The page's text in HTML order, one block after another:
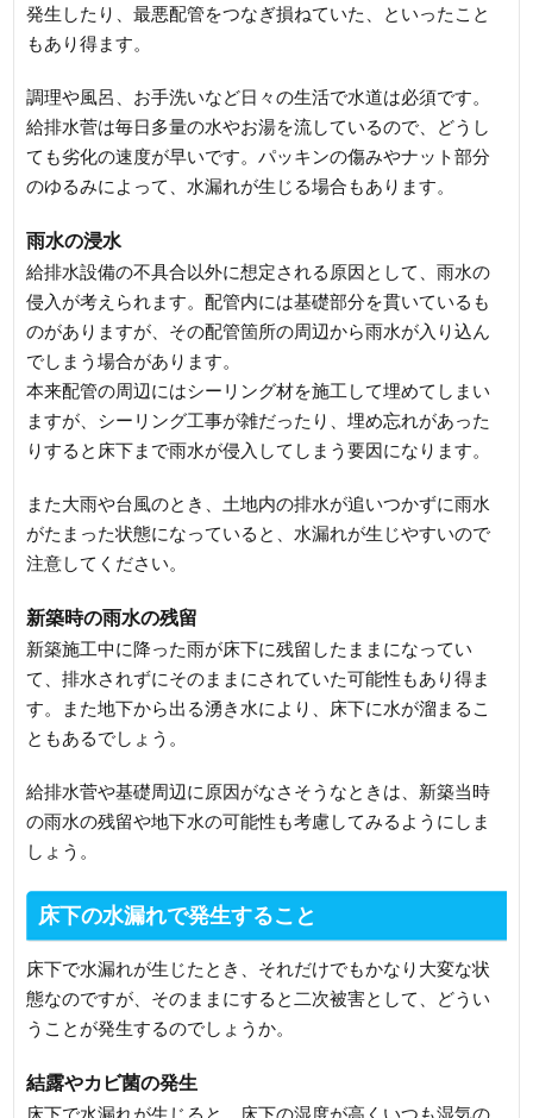
発生したり、最悪配管をつなぎ損ねていた、といったこと
もあり得ます。
調理や風呂、お手洗いなど日々の生活で水道は必須です。
給排水菅は毎日多量の水やお湯を流しているので、どうし
ても劣化の速度が早いです。パッキンの傷みやナット部分
のゆるみによって、水漏れが生じる場合もあります。
雨水の浸水
給排水設備の不具合以外に想定される原因として、雨水の
侵入が考えられます。配管内には基礎部分を貫いているも
のがありますが、その配管箇所の周辺から雨水が入り込ん
でしまう場合があります。
本来配管の周辺にはシーリング材を施工して埋めてしまい
ますが、シーリング工事が雑だったり、埋め忘れがあった
りすると床下まで雨水が侵入してしまう要因になります。
また大雨や台風のとき、土地内の排水が追いつかずに雨水
がたまった状態になっていると、水漏れが生じやすいので
注意してください。
新築時の雨水の残留
新築施工中に降った雨が床下に残留したままになってい
て、排水されずにそのままにされていた可能性もあり得ま
す。また地下から出る湧き水により、床下に水が溜まるこ
ともあるでしょう。
給排水菅や基礎周辺に原因がなさそうなときは、新築当時
の雨水の残留や地下水の可能性も考慮してみるようにしま
しょう。
床下の水漏れで発生すること
床下で水漏れが生じたとき、それだけでもかなり大変な状
態なのですが、そのままにすると二次被害として、どうい
うことが発生するのでしょうか。
結露やカビ菌の発生
床下で水漏れが生じると、床下の湿度が高くいつも湿気の